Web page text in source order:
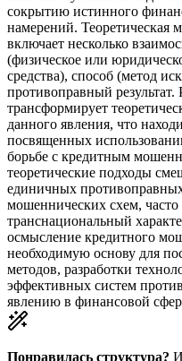
сокрытию истинного
намерений. Теоретическая
включает несколько
(физическое или
средства), способ (метод
противоправный
трансформирует
данного явления, что
посвященных
борьбе с кредитным
теоретические подходы
единичных
мошеннических схем,
транснациональный
осмысление кредитного
необходимую основу для
методов, разработки
эффективных систем
явлению в финансовой
Понравилась структура?